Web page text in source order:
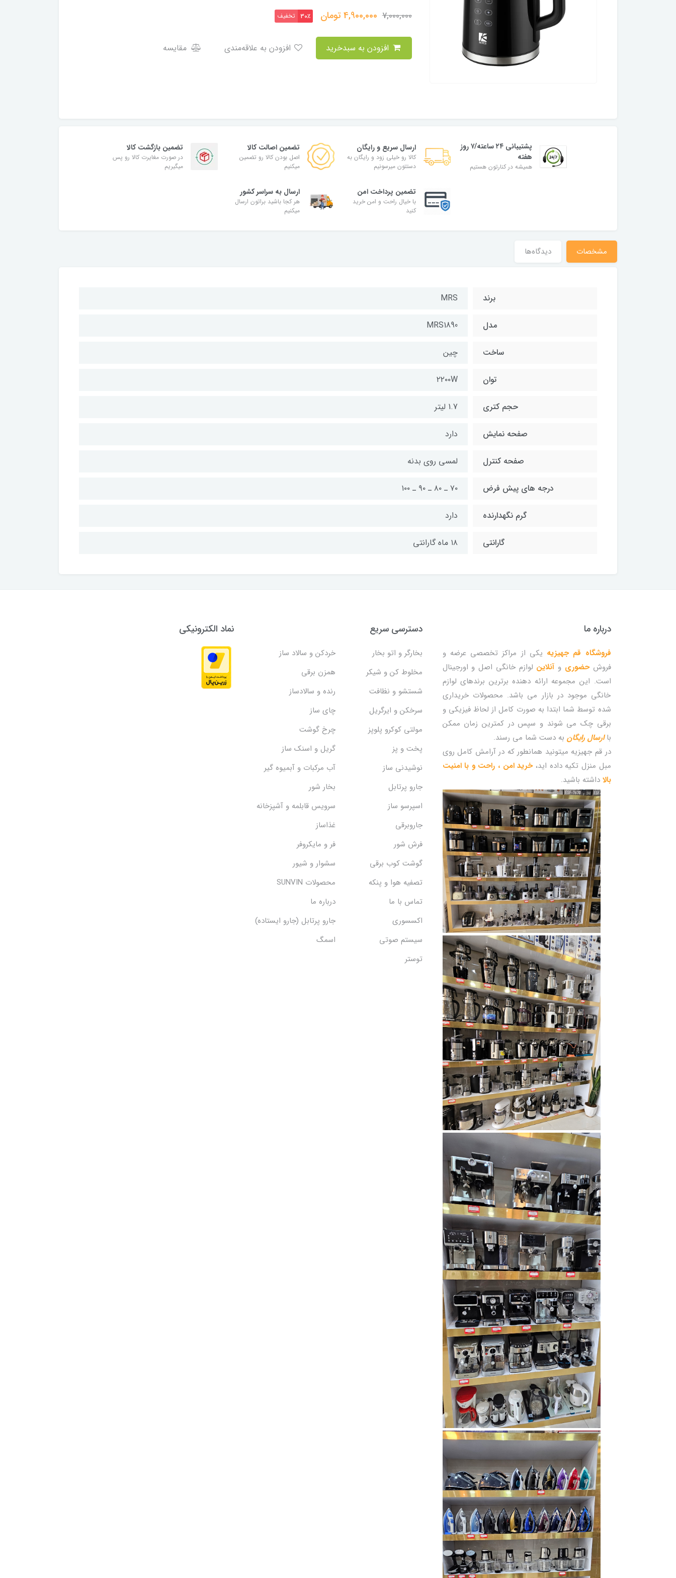
7,000,000
4,900,000تومان 30٪ تخفیف
مقایسه
پشتیبانی ۲۴ ساعته/۷ روز
هفته
همیشه در کنارتون هستیم
ارسال سریع و رایگان
کالا رو خیلی زود و رایگان به
دستتون میرسونیم
تضمین اصالت کالا
اصل بودن کالا رو تضمین
میکنیم
تضمین بازگشت کالا
در صورت مغایرت کالا رو پس
میگیریم
تضمین پرداخت امن
با خیال راحت و امن خرید
کنید
ارسال به سراسر کشور
هر کجا باشید براتون ارسال
میکنیم
مشخصات دیدگاه‌ها
برند MRS
مدل MRS1890
ساخت چین
توان ۲۲۰۰W
حجم کتری 1.7 لیتر
صفحه نمایش دارد
صفحه کنترل لمسی روی بدنه
درجه های پیش فرض ۷۰ ـ ۸۰ ـ ۹۰ ـ ۱۰۰
گرم نگهدارنده دارد
گارانتی ۱۸ ماه گارانتی
درباره ما
فروشگاه قم جهیزیه یکی از مراکز تخصصی عرضه و
فروشحضوری و آنلاین لوازم خانگی اصل و اورجینال
است. این مجموعه ارائه دهنده برترین برندهای لوازم
خانگی موجود در بازار می باشد. محصولات خریداری
شده توسط شما ابتدا به صورت کامل از لحاظ فیزیکی و
برقی چک می شوند و سپس در کمترین زمان ممکن
با ارسال رایگان به دست شما می رسند.
در قم جهیزیه میتونید همانطور که در آرامش کامل روی
مبل منزل تکیه داده اید،خرید امن ، راحت و با امنیت
بالا داشته باشید.
دسترسی سریع
بخارگر و اتو بخار
خردکن و سالاد ساز
مخلوط کن و شیکر
همزن برقی
شستشو و نظافت
رنده و سالادساز
سرخکن و ایرگریل
چای ساز
مولتی کوکرو پلوپز
چرخ گوشت
پخت و پز
گریل و اسنک‌ ساز
نوشیدنی ساز
آب مرکبات و آبمیوه گیر
جارو پرتابل
بخار شور
اسپرسو ساز
سرویس قابلمه و آشپزخانه
جاروبرقی
غذاساز
فرش شور
فر و مایکروفر
گوشت کوب برقی
سشوار و شیور
تصفیه هوا و پنکه
محصولات SUNVIN
تماس با ما
درباره ما
اکسسوری
جارو پرتابل (جارو ایستاده)
سیستم صوتی
اسمگ
توستر
نماد الکترونیکی